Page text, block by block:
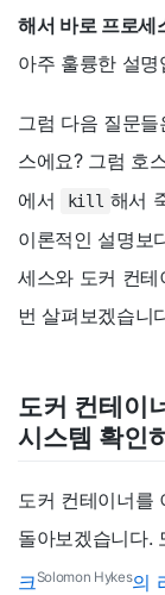
해서 바로 프로세
아주 훌륭한 설
그럼 다음 질문
스에요? 그럼 호
에서
kill 해서
이론적인 설명보
세스와 도커 컨테
번 살펴보겠습니
도커 컨테이
시스템 확인
도커 컨테이너를
돌아보겠습니다.
크 Solomon Hykes의